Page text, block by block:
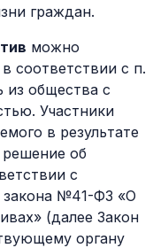
граждан.
можно
соответствии с п.
из общества с
Участники
в результате
об
с
закона №41-ФЗ «О
(далее Закон
органу